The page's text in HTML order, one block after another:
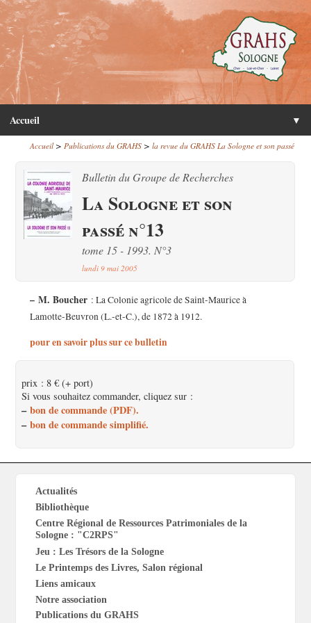
Accueil ▼
Accueil> Publications du GRAHS> la revue du GRAHS La Sologne et son passé
Bulletin du Groupe de Recherches
La Sologne et son
passé n°13
tome 15 - 1993. N°3
lundi 9 mai 2005
– M. Boucher: La Colonie agricole de Saint-Maurice à
Lamotte-Beuvron (L.-et-C.), de 1872 à 1912.
pour en savoir plus sur ce bulletin
prix : 8 € (+ port)
Si vous souhaitez commander, cliquez sur :
– bon de commande (PDF).
– bon de commande simplifié.
Actualités
Bibliothèque
Centre Régional de Ressources Patrimoniales de la
Sologne : "C2RPS"
Jeu : Les Trésors de la Sologne
Le Printemps des Livres, Salon régional
Liens amicaux
Notre association
Publications du GRAHS